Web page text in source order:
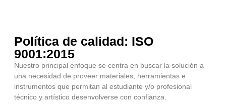
Política de calidad: ISO
9001:2015
Nuestro principal enfoque se centra en buscar la solución a
una necesidad de proveer materiales, herramientas e
instrumentos que permitan al estudiante y/o profesional
técnico y artístico desenvolverse con confianza.